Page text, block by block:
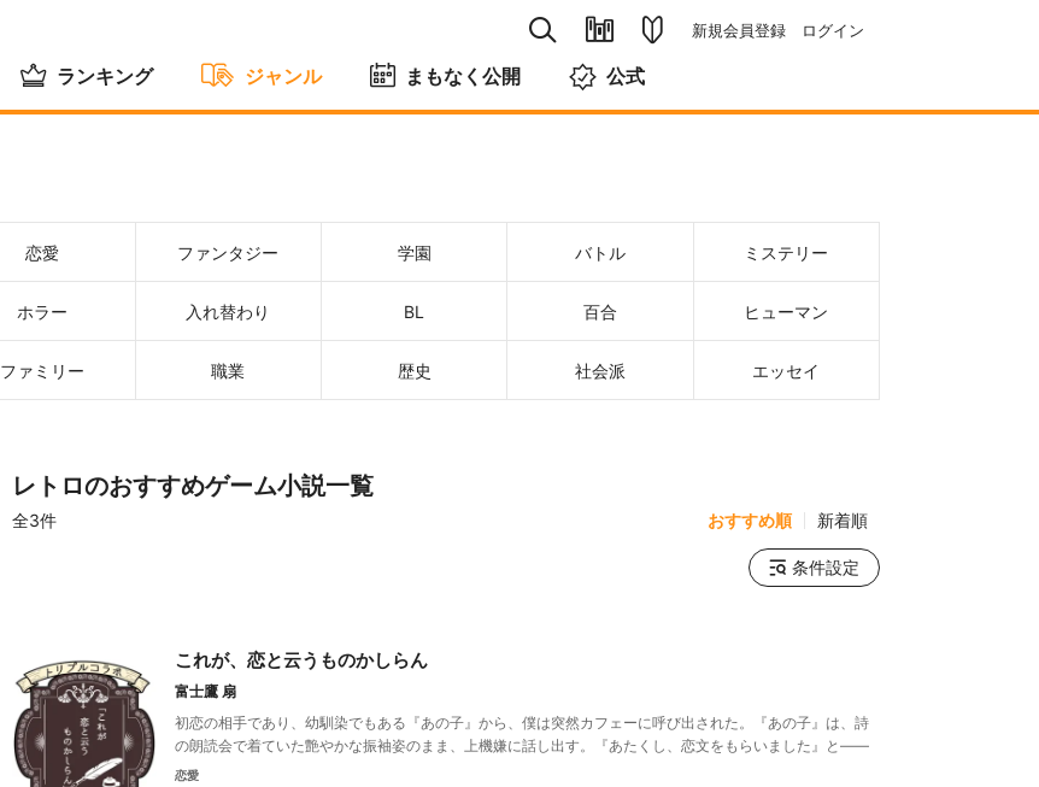
新規会員登録 ログイン
ランキング ジャンル まもなく公開 公式
恋愛 ファンタジー 学園 バトル ミステリー
ホラー 入れ替わり BL 百合 ヒューマン
ファミリー 職業 歴史 社会派 エッセイ
レトロのおすすめゲーム小説一覧
全3件 おすすめ順 新着順
条件設定
これが、恋と云うものかしらん
富士鷹 扇
初恋の相手であり、幼馴染でもある『あの子』から、僕は突然カフェーに呼び出された。『あの子』は、詩
の朗読会で着ていた艶やかな振袖姿のまま、上機嫌に話し出す。『あたくし、恋文をもらいました』と――
恋愛